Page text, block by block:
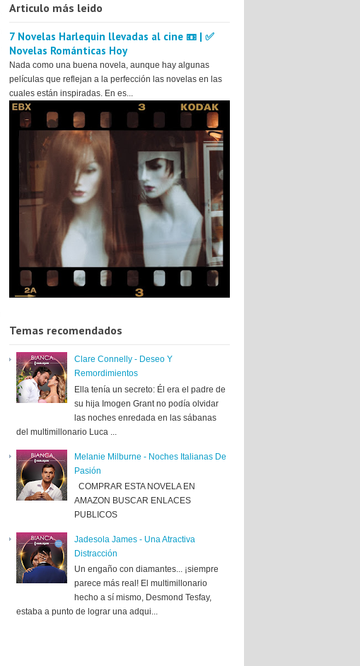
Articulo más leido
7 Novelas Harlequin llevadas al cine 📼 | ✅
Novelas Románticas Hoy
Nada como una buena novela, aunque hay algunas
películas que reflejan a la perfección las novelas en las
cuales están inspiradas. En es...
Temas recomendados
Clare Connelly - Deseo Y
Remordimientos
Ella tenía un secreto: Él era el padre de
su hija Imogen Grant no podía olvidar
las noches enredada en las sábanas
del multimillonario Luca ...
Melanie Milburne - Noches Italianas De
Pasión
COMPRAR ESTA NOVELA EN
AMAZON BUSCAR ENLACES
PUBLICOS
Jadesola James - Una Atractiva
Distracción
Un engaño con diamantes... ¡siempre
parece más real! El multimillonario
hecho a sí mismo, Desmond Tesfay,
estaba a punto de lograr una adqui...